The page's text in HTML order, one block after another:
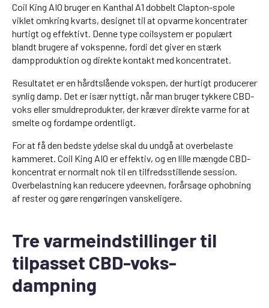
Coil King AIO bruger en Kanthal A1 dobbelt Clapton-spole
viklet omkring kvarts, designet til at opvarme koncentrater
hurtigt og effektivt. Denne type coilsystem er populært
blandt brugere af vokspenne, fordi det giver en stærk
dampproduktion og direkte kontakt med koncentratet.
Resultatet er en hårdtslående vokspen, der hurtigt producerer
synlig damp. Det er især nyttigt, når man bruger tykkere CBD-
voks eller smuldreprodukter, der kræver direkte varme for at
smelte og fordampe ordentligt.
For at få den bedste ydelse skal du undgå at overbelaste
kammeret. Coil King AIO er effektiv, og en lille mængde CBD-
koncentrat er normalt nok til en tilfredsstillende session.
Overbelastning kan reducere ydeevnen, forårsage ophobning
af rester og gøre rengøringen vanskeligere.
Tre varmeindstillinger til
tilpasset CBD-voks-
dampning